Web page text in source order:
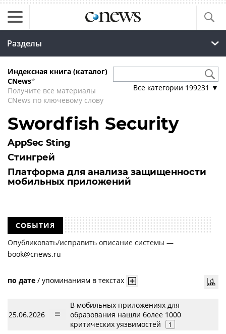
Разделы
Индексная книга (каталог)
CNews*
Получите все материалы
CNews по ключевому слову
Все категории 199231 ▼
Swordfish Security
AppSec Sting
Стингрей
Платформа для анализа защищенности
мобильных приложений
СОБЫТИЯ
Опубликовать/исправить описание системы —
book@cnews.ru
по дате / упоминаниям в текстах
25.06.2026
В мобильных приложениях для
образования нашли более 1000
критических уязвимостей
1